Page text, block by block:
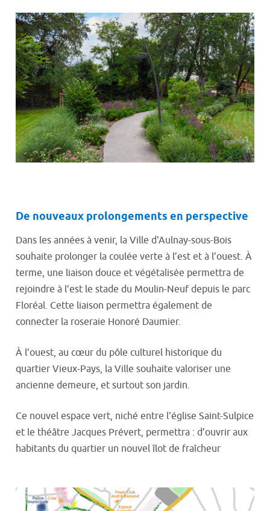
De nouveaux prolongements en perspective
Dans les années à venir, la Ville d'Aulnay-sous-Bois
souhaite prolonger la coulée verte à l’est et à l’ouest. À
terme, une liaison douce et végétalisée permettra de
rejoindre à l’est le stade du Moulin-Neuf depuis le parc
Floréal. Cette liaison permettra également de
connecter la roseraie Honoré Daumier.
À l’ouest, au cœur du pôle culturel historique du
quartier Vieux-Pays, la Ville souhaite valoriser une
ancienne demeure, et surtout son jardin.
Ce nouvel espace vert, niché entre l'église Saint-Sulpice
et le théâtre Jacques Prévert, permettra : d’ouvrir aux
habitants du quartier un nouvel îlot de fraîcheur